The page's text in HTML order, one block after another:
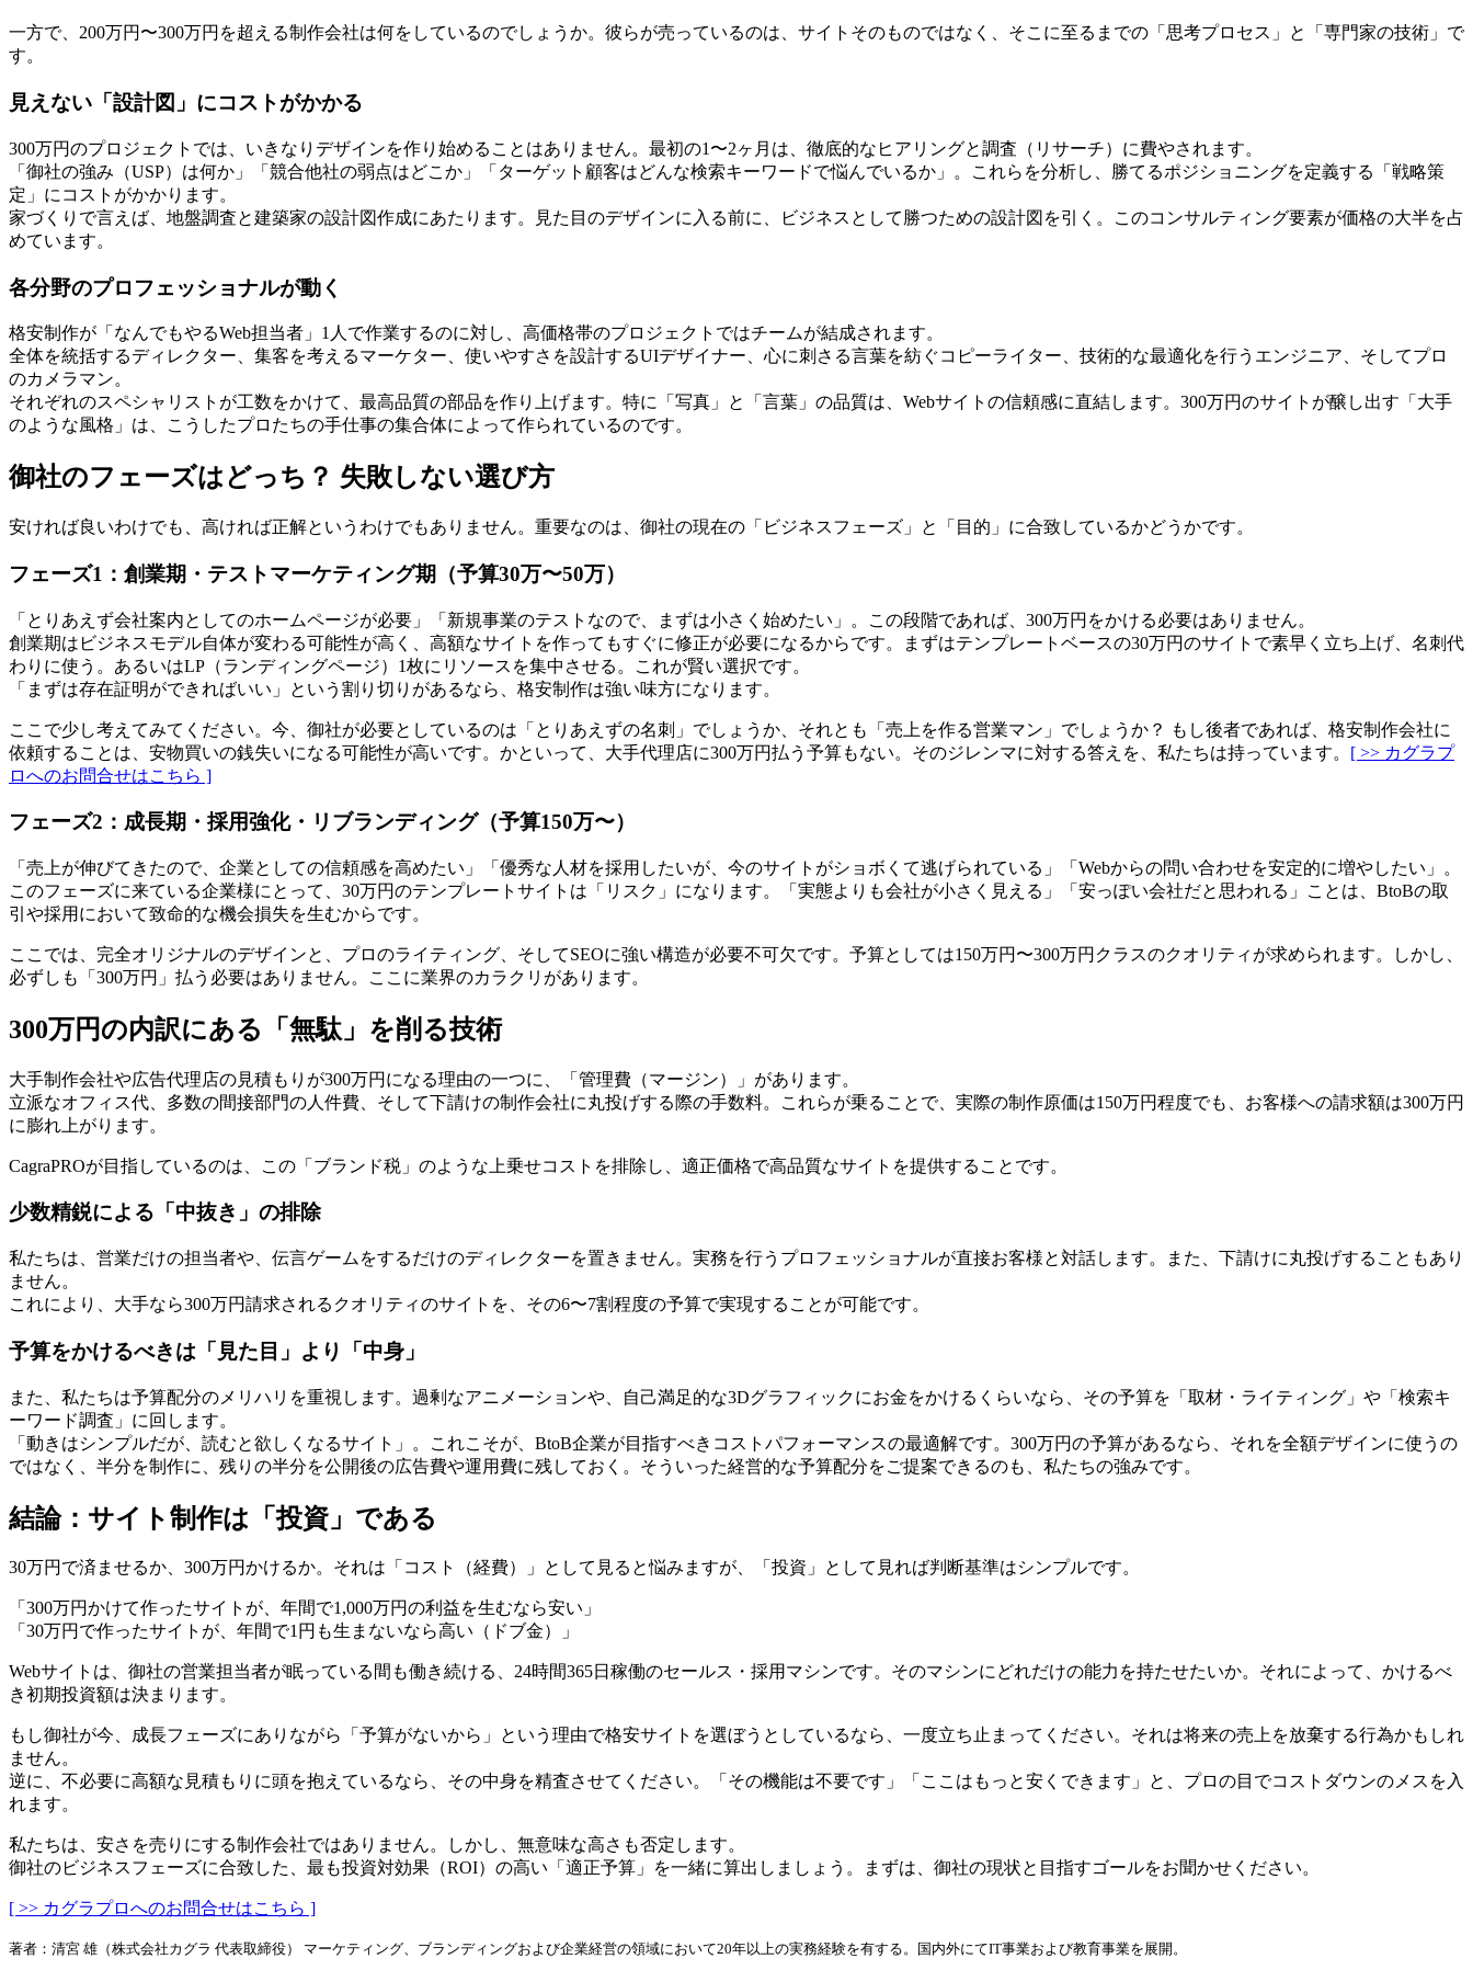
一方で、200万円〜300万円を超える制作会社は何をしているのでしょうか。彼らが売っているのは、サイトそのものではなく、そこに至るまでの「思考プロセス」と「専門家の技術」で
す。
見えない「設計図」にコストがかかる
300万円のプロジェクトでは、いきなりデザインを作り始めることはありません。最初の1〜2ヶ月は、徹底的なヒアリングと調査（リサーチ）に費やされます。
「御社の強み（USP）は何か」「競合他社の弱点はどこか」「ターゲット顧客はどんな検索キーワードで悩んでいるか」。これらを分析し、勝てるポジショニングを定義する「戦略策
定」にコストがかかります。
家づくりで言えば、地盤調査と建築家の設計図作成にあたります。見た目のデザインに入る前に、ビジネスとして勝つための設計図を引く。このコンサルティング要素が価格の大半を占
めています。
各分野のプロフェッショナルが動く
格安制作が「なんでもやるWeb担当者」1人で作業するのに対し、高価格帯のプロジェクトではチームが結成されます。
全体を統括するディレクター、集客を考えるマーケター、使いやすさを設計するUIデザイナー、心に刺さる言葉を紡ぐコピーライター、技術的な最適化を行うエンジニア、そしてプロ
のカメラマン。
それぞれのスペシャリストが工数をかけて、最高品質の部品を作り上げます。特に「写真」と「言葉」の品質は、Webサイトの信頼感に直結します。300万円のサイトが醸し出す「大手
のような風格」は、こうしたプロたちの手仕事の集合体によって作られているのです。
御社のフェーズはどっち？ 失敗しない選び方
安ければ良いわけでも、高ければ正解というわけでもありません。重要なのは、御社の現在の「ビジネスフェーズ」と「目的」に合致しているかどうかです。
フェーズ1：創業期・テストマーケティング期（予算30万〜50万）
「とりあえず会社案内としてのホームページが必要」「新規事業のテストなので、まずは小さく始めたい」。この段階であれば、300万円をかける必要はありません。
創業期はビジネスモデル自体が変わる可能性が高く、高額なサイトを作ってもすぐに修正が必要になるからです。まずはテンプレートベースの30万円のサイトで素早く立ち上げ、名刺代
わりに使う。あるいはLP（ランディングページ）1枚にリソースを集中させる。これが賢い選択です。
「まずは存在証明ができればいい」という割り切りがあるなら、格安制作は強い味方になります。
ここで少し考えてみてください。今、御社が必要としているのは「とりあえずの名刺」でしょうか、それとも「売上を作る営業マン」でしょうか？ もし後者であれば、格安制作会社に
依頼することは、安物買いの銭失いになる可能性が高いです。かといって、大手代理店に300万円払う予算もない。そのジレンマに対する答えを、私たちは持っています。 [ >> カグラプ
ロへのお問合せはこちら ]
フェーズ2：成長期・採用強化・リブランディング（予算150万〜）
「売上が伸びてきたので、企業としての信頼感を高めたい」「優秀な人材を採用したいが、今のサイトがショボくて逃げられている」「Webからの問い合わせを安定的に増やしたい」。
このフェーズに来ている企業様にとって、30万円のテンプレートサイトは「リスク」になります。「実態よりも会社が小さく見える」「安っぽい会社だと思われる」ことは、BtoBの取
引や採用において致命的な機会損失を生むからです。
ここでは、完全オリジナルのデザインと、プロのライティング、そしてSEOに強い構造が必要不可欠です。予算としては150万円〜300万円クラスのクオリティが求められます。しかし、
必ずしも「300万円」払う必要はありません。ここに業界のカラクリがあります。
300万円の内訳にある「無駄」を削る技術
大手制作会社や広告代理店の見積もりが300万円になる理由の一つに、「管理費（マージン）」があります。
立派なオフィス代、多数の間接部門の人件費、そして下請けの制作会社に丸投げする際の手数料。これらが乗ることで、実際の制作原価は150万円程度でも、お客様への請求額は300万円
に膨れ上がります。
CagraPROが目指しているのは、この「ブランド税」のような上乗せコストを排除し、適正価格で高品質なサイトを提供することです。
少数精鋭による「中抜き」の排除
私たちは、営業だけの担当者や、伝言ゲームをするだけのディレクターを置きません。実務を行うプロフェッショナルが直接お客様と対話します。また、下請けに丸投げすることもあり
ません。
これにより、大手なら300万円請求されるクオリティのサイトを、その6〜7割程度の予算で実現することが可能です。
予算をかけるべきは「見た目」より「中身」
また、私たちは予算配分のメリハリを重視します。過剰なアニメーションや、自己満足的な3Dグラフィックにお金をかけるくらいなら、その予算を「取材・ライティング」や「検索キ
ーワード調査」に回します。
「動きはシンプルだが、読むと欲しくなるサイト」。これこそが、BtoB企業が目指すべきコストパフォーマンスの最適解です。300万円の予算があるなら、それを全額デザインに使うの
ではなく、半分を制作に、残りの半分を公開後の広告費や運用費に残しておく。そういった経営的な予算配分をご提案できるのも、私たちの強みです。
結論：サイト制作は「投資」である
30万円で済ませるか、300万円かけるか。それは「コスト（経費）」として見ると悩みますが、「投資」として見れば判断基準はシンプルです。
「300万円かけて作ったサイトが、年間で1,000万円の利益を生むなら安い」
「30万円で作ったサイトが、年間で1円も生まないなら高い（ドブ金）」
Webサイトは、御社の営業担当者が眠っている間も働き続ける、24時間365日稼働のセールス・採用マシンです。そのマシンにどれだけの能力を持たせたいか。それによって、かけるべ
き初期投資額は決まります。
もし御社が今、成長フェーズにありながら「予算がないから」という理由で格安サイトを選ぼうとしているなら、一度立ち止まってください。それは将来の売上を放棄する行為かもしれ
ません。
逆に、不必要に高額な見積もりに頭を抱えているなら、その中身を精査させてください。「その機能は不要です」「ここはもっと安くできます」と、プロの目でコストダウンのメスを入
れます。
私たちは、安さを売りにする制作会社ではありません。しかし、無意味な高さも否定します。
御社のビジネスフェーズに合致した、最も投資対効果（ROI）の高い「適正予算」を一緒に算出しましょう。まずは、御社の現状と目指すゴールをお聞かせください。
[ >> カグラプロへのお問合せはこちら ]
著者：清宮 雄（株式会社カグラ 代表取締役） マーケティング、ブランディングおよび企業経営の領域において20年以上の実務経験を有する。国内外にてIT事業および教育事業を展開。